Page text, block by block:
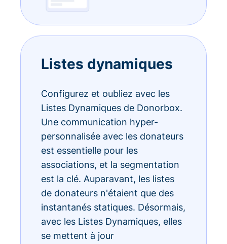
Listes dynamiques
Configurez et oubliez avec les
Listes Dynamiques de Donorbox.
Une communication hyper-
personnalisée avec les donateurs
est essentielle pour les
associations, et la segmentation
est la clé. Auparavant, les listes
de donateurs n'étaient que des
instantanés statiques. Désormais,
avec les Listes Dynamiques, elles
se mettent à jour